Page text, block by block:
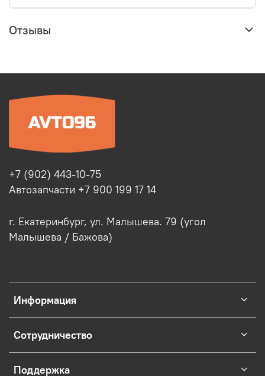
Отзывы
Информация
Сотрудничество
Поддержка
+7 (902) 443-10-75
Автозапчасти +7 900 199 17 14
г. Екатеринбург, ул. Малышева. 79 (угол
Малышева / Бажова)